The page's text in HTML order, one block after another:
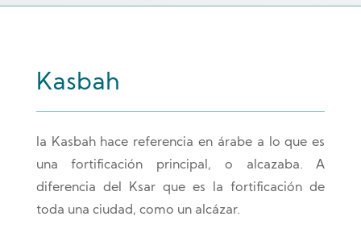
Kasbah
la Kasbah hace referencia en árabe a lo que es
una fortificación principal, o alcazaba. A
diferencia del Ksar que es la fortificación de
toda una ciudad, como un alcázar.